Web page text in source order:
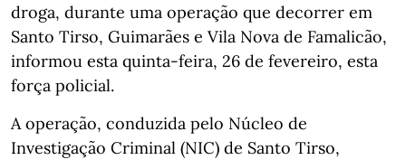
droga, durante uma operação que decorrer em
Santo Tirso, Guimarães e Vila Nova de Famalicão,
informou esta quinta-feira, 26 de fevereiro, esta
força policial.
A operação, conduzida pelo Núcleo de
Investigação Criminal (NIC) de Santo Tirso,